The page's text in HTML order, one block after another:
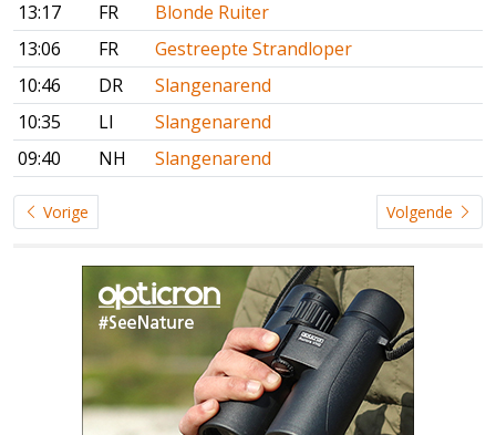
13:17
FR
Blonde Ruiter
13:06
FR
Gestreepte Strandloper
10:46
DR
Slangenarend
10:35
LI
Slangenarend
09:40
NH Slangenarend
Vorige Volgende